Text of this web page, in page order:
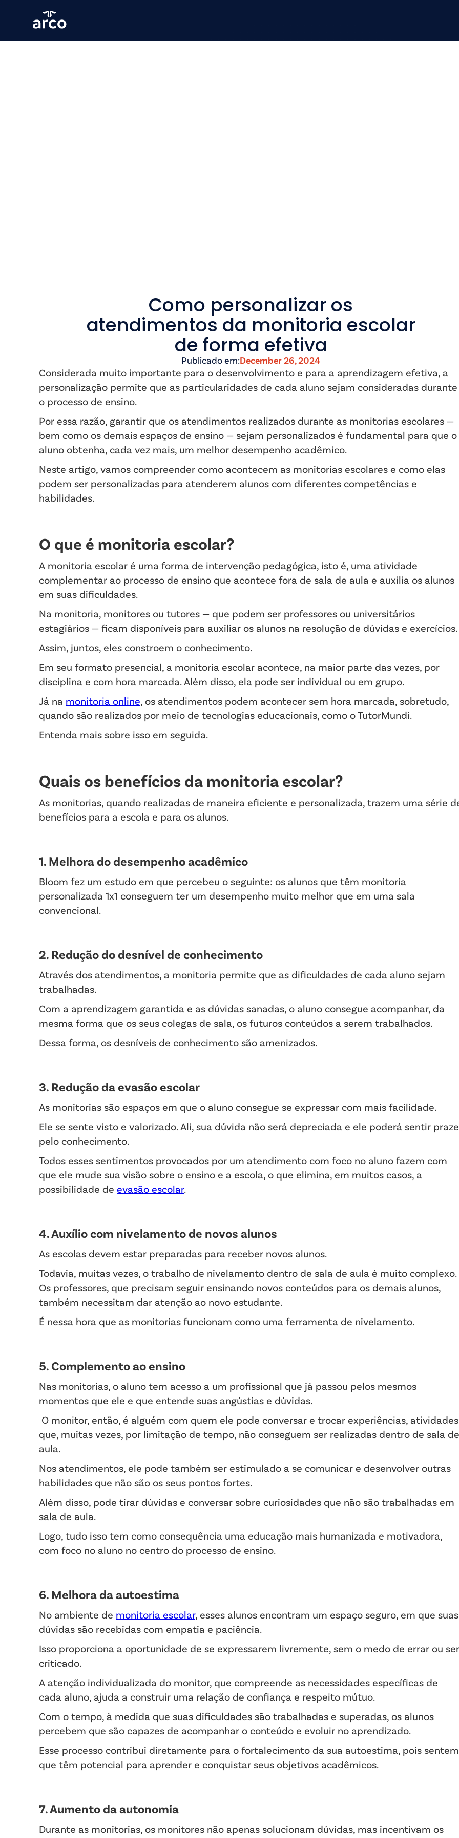
Como personalizar os
atendimentos da monitoria escolar
de forma efetiva
Publicado em:December 26, 2024
Considerada muito importante para o desenvolvimento e para a aprendizagem efetiva, a
personalização permite que as particularidades de cada aluno sejam consideradas durante
o processo de ensino.
Por essa razão, garantir que os atendimentos realizados durante as monitorias escolares —
bem como os demais espaços de ensino — sejam personalizados é fundamental para que o
aluno obtenha, cada vez mais, um melhor desempenho acadêmico.
Neste artigo, vamos compreender como acontecem as monitorias escolares e como elas
podem ser personalizadas para atenderem alunos com diferentes competências e
habilidades.
O que é monitoria escolar?
A monitoria escolar é uma forma de intervenção pedagógica, isto é, uma atividade
complementar ao processo de ensino que acontece fora de sala de aula e auxilia os alunos
em suas dificuldades.
Na monitoria, monitores ou tutores — que podem ser professores ou universitários
estagiários — ficam disponíveis para auxiliar os alunos na resolução de dúvidas e exercícios.
Assim, juntos, eles constroem o conhecimento.
Em seu formato presencial, a monitoria escolar acontece, na maior parte das vezes, por
disciplina e com hora marcada. Além disso, ela pode ser individual ou em grupo.
Já na monitoria online, os atendimentos podem acontecer sem hora marcada, sobretudo,
quando são realizados por meio de tecnologias educacionais, como o TutorMundi.
Entenda mais sobre isso em seguida.
Quais os benefícios da monitoria escolar?
As monitorias, quando realizadas de maneira eficiente e personalizada, trazem uma série
benefícios para a escola e para os alunos.
1. Melhora do desempenho acadêmico
Bloom fez um estudo em que percebeu o seguinte: os alunos que têm monitoria
personalizada 1x1 conseguem ter um desempenho muito melhor que em uma sala
convencional.
2. Redução do desnível de conhecimento
Através dos atendimentos, a monitoria permite que as dificuldades de cada aluno sejam
trabalhadas.
Com a aprendizagem garantida e as dúvidas sanadas, o aluno consegue acompanhar, da
mesma forma que os seus colegas de sala, os futuros conteúdos a serem trabalhados.
Dessa forma, os desníveis de conhecimento são amenizados.
3. Redução da evasão escolar
As monitorias são espaços em que o aluno consegue se expressar com mais facilidade.
Ele se sente visto e valorizado. Ali, sua dúvida não será depreciada e ele poderá sentir
pelo conhecimento.
Todos esses sentimentos provocados por um atendimento com foco no aluno fazem com
que ele mude sua visão sobre o ensino e a escola, o que elimina, em muitos casos, a
possibilidade de evasão escolar.
4. Auxílio com nivelamento de novos alunos
As escolas devem estar preparadas para receber novos alunos.
Todavia, muitas vezes, o trabalho de nivelamento dentro de sala de aula é muito complexo.
Os professores, que precisam seguir ensinando novos conteúdos para os demais alunos,
também necessitam dar atenção ao novo estudante.
É nessa hora que as monitorias funcionam como uma ferramenta de nivelamento.
5. Complemento ao ensino
Nas monitorias, o aluno tem acesso a um profissional que já passou pelos mesmos
momentos que ele e que entende suas angústias e dúvidas.
O monitor, então, é alguém com quem ele pode conversar e trocar experiências, atividades
que, muitas vezes, por limitação de tempo, não conseguem ser realizadas dentro de sala de
aula.
Nos atendimentos, ele pode também ser estimulado a se comunicar e desenvolver outras
habilidades que não são os seus pontos fortes.
Além disso, pode tirar dúvidas e conversar sobre curiosidades que não são trabalhadas em
sala de aula.
Logo, tudo isso tem como consequência uma educação mais humanizada e motivadora,
com foco no aluno no centro do processo de ensino.
6. Melhora da autoestima
No ambiente de monitoria escolar, esses alunos encontram um espaço seguro, em que suas
dúvidas são recebidas com empatia e paciência.
Isso proporciona a oportunidade de se expressarem livremente, sem o medo de errar ou ser
criticado.
A atenção individualizada do monitor, que compreende as necessidades específicas de
cada aluno, ajuda a construir uma relação de confiança e respeito mútuo.
Com o tempo, à medida que suas dificuldades são trabalhadas e superadas, os alunos
percebem que são capazes de acompanhar o conteúdo e evoluir no aprendizado.
Esse processo contribui diretamente para o fortalecimento da sua autoestima, pois sentem
que têm potencial para aprender e conquistar seus objetivos acadêmicos.
7. Aumento da autonomia
Durante as monitorias, os monitores não apenas solucionam dúvidas, mas incentivam os